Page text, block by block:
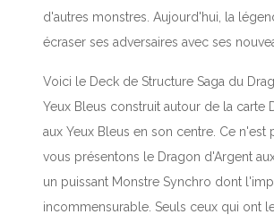
d'autres monstres. Aujourd'hui, la
écraser ses adversaires avec ses
Voici le Deck de Structure Saga du
Yeux Bleus construit autour de la carte
aux Yeux Bleus en son centre. Ce n'est
vous présentons le Dragon d'Argent
un puissant Monstre Synchro dont
incommensurable. Seuls ceux qui ont